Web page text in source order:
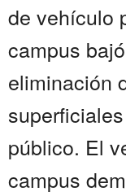
de vehículo
campus
eliminación
público. El
campus